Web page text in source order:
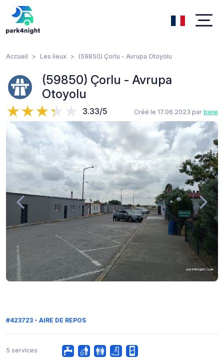
Accueil Les lieux (59850) Çorlu - Avrupa Otoyolu
(59850) Çorlu - Avrupa
Otoyolu
3.33/5 Créé le 17.06.2023 par bwie
#423723 - AIRE DE REPOS
5 services